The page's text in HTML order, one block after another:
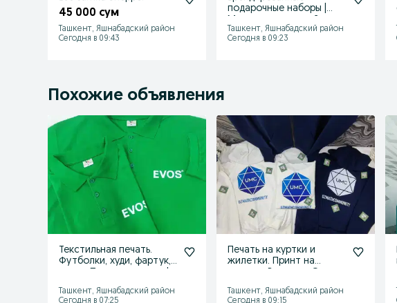
45 000 сум
Ташкент, Яшнабадский район
Сегодня в 09:43
подарочные наборы |
Ташкент
Ташкент, Яшнабадский район
Сегодня в 09:23
Похожие объявления
Текстильная печать.
Футболки, худи, фартук,
Ташкент, Яшнабадский район
Сегодня в 07:25
Печать на куртки и
жилетки. Принт на
Ташкент, Яшнабадский район
Сегодня в 09:15